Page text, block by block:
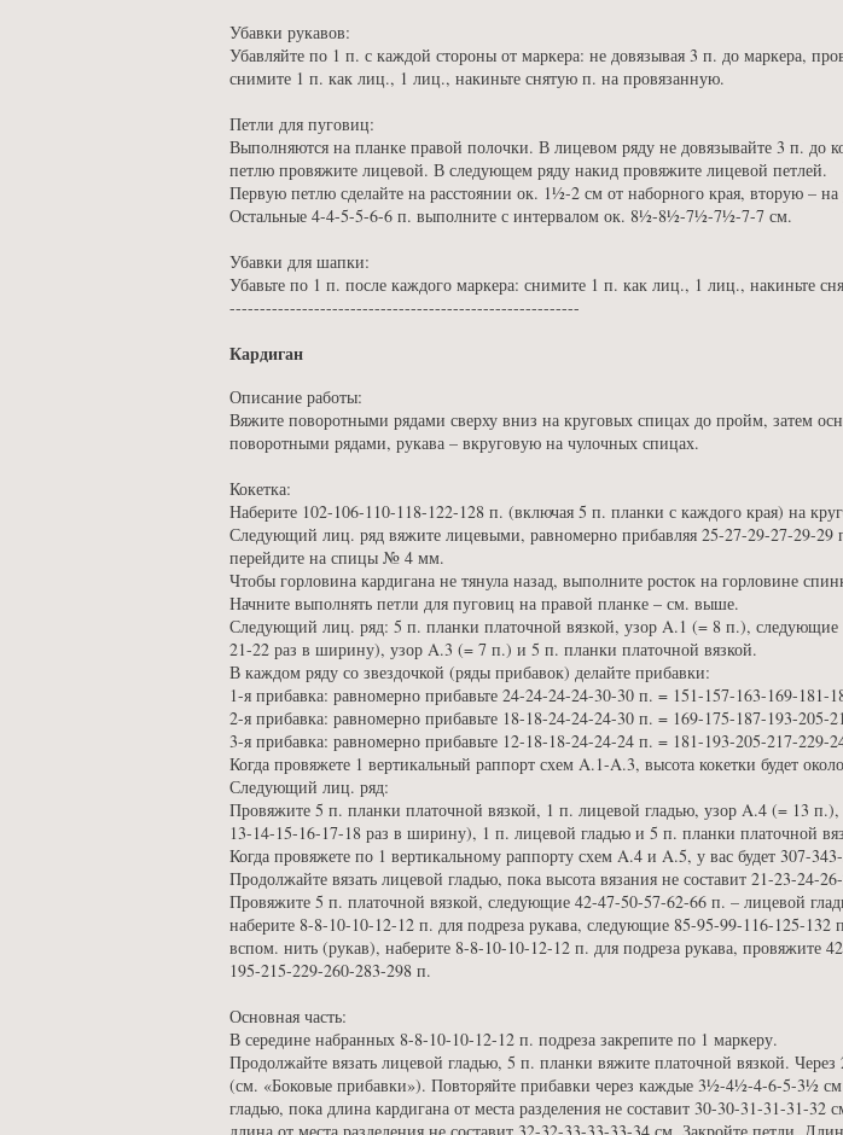
Убавки рукавов:
Убавляйте по 1 п. с каждой стороны от маркера: не довязывая 3 п. до маркера,
снимите 1 п. как лиц., 1 лиц., накиньте снятую п. на провязанную.
Петли для пуговиц:
Выполняются на планке правой полочки. В лицевом ряду не довязывайте 3 п. до
петлю провяжите лицевой. В следующем ряду накид провяжите лицевой петлей.
Первую петлю сделайте на расстоянии ок. 1½-2 см от наборного края, вторую – на
Остальные 4-4-5-5-6-6 п. выполните с интервалом ок. 8½-8½-7½-7½-7-7 см.
Убавки для шапки:
Убавьте по 1 п. после каждого маркера: снимите 1 п. как лиц., 1 лиц., накиньте
----------------------------------------------------------
Кардиган
Описание работы:
Вяжите поворотными рядами сверху вниз на круговых спицах до пройм, затем
поворотными рядами, рукава – вкруговую на чулочных спицах.
Кокетка:
Наберите 102-106-110-118-122-128 п. (включая 5 п. планки с каждого края) на
Следующий лиц. ряд вяжите лицевыми, равномерно прибавляя 25-27-29-27-29-
перейдите на спицы № 4 мм.
Чтобы горловина кардигана не тянула назад, выполните росток на горловине
Начните выполнять петли для пуговиц на правой планке – см. выше.
Следующий лиц. ряд: 5 п. планки платочной вязкой, узор A.1 (= 8 п.),
21-22 раз в ширину), узор A.3 (= 7 п.) и 5 п. планки платочной вязкой.
В каждом ряду со звездочкой (ряды прибавок) делайте прибавки:
1-я прибавка: равномерно прибавьте 24-24-24-24-30-30 п. = 151-157-163-169-
2-я прибавка: равномерно прибавьте 18-18-24-24-24-30 п. = 169-175-187-193-
3-я прибавка: равномерно прибавьте 12-18-18-24-24-24 п. = 181-193-205-217-
Когда провяжете 1 вертикальный раппорт схем A.1-A.3, высота кокетки будет
Следующий лиц. ряд:
Провяжите 5 п. планки платочной вязкой, 1 п. лицевой гладью, узор A.4 (= 13
13-14-15-16-17-18 раз в ширину), 1 п. лицевой гладью и 5 п. планки платочной
Когда провяжете по 1 вертикальному раппорту схем A.4 и A.5, у вас будет 307-
Продолжайте вязать лицевой гладью, пока высота вязания не составит 21-23-24-
Провяжите 5 п. платочной вязкой, следующие 42-47-50-57-62-66 п. – лицевой
наберите 8-8-10-10-12-12 п. для подреза рукава, следующие 85-95-99-116-125-
вспом. нить (рукав), наберите 8-8-10-10-12-12 п. для подреза рукава,
195-215-229-260-283-298 п.
Основная часть:
В середине набранных 8-8-10-10-12-12 п. подреза закрепите по 1 маркеру.
Продолжайте вязать лицевой гладью, 5 п. планки вяжите платочной вязкой.
(см. «Боковые прибавки»). Повторяйте прибавки через каждые 3½-4½-4-6-5-3½
гладью, пока длина кардигана от места разделения не составит 30-30-31-31-31-